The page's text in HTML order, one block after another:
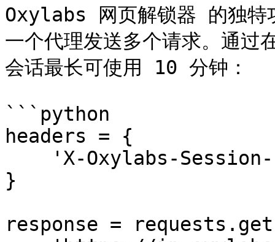
Oxylabs 网页解锁器 的独特
一个代理发送多个请求。通
会话最长可使用 10 分钟：
```python
headers = {
}
response =